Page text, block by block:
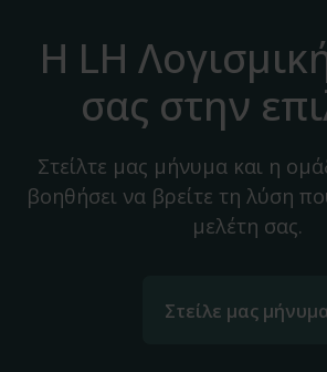
Η LH
σας στην
Στείλτε μας μήνυμα και η
βοηθήσει να βρείτε τη λύση
μελέτη σας.
Στείλε μας